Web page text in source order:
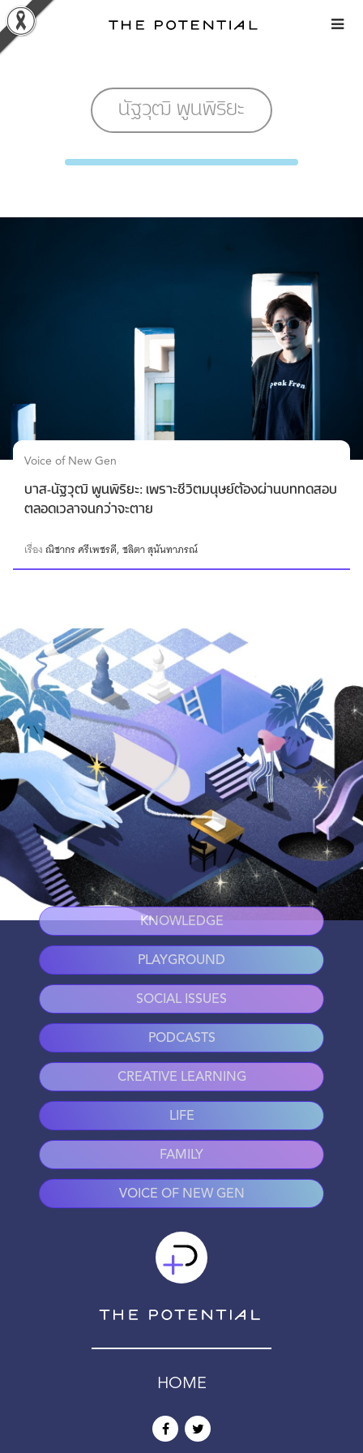
Skip
to
content
นัฐวุฒิ พูนพิริยะ
Voice of New Gen
บาส-นัฐวุฒิ พูนพิริยะ: เพราะชีวิตมนุษย์ต้องผ่านบททดสอบ
ตลอดเวลาจนกว่าจะตาย
เรื่องณิชากร ศรีเพชรดี ชลิตา สุนันทาภรณ์
KNOWLEDGE
PLAYGROUND
SOCIAL ISSUES
PODCASTS
CREATIVE LEARNING
LIFE
FAMILY
VOICE OF NEW GEN
HOME